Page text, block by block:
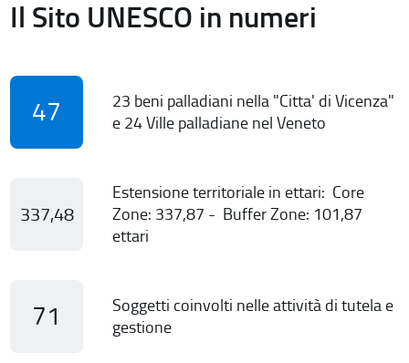
Il Sito UNESCO in numeri
47
23 beni palladiani nella "Citta' di Vicenza"
e 24 Ville palladiane nel Veneto
337,48
Estensione territoriale in ettari: Core
Zone: 337,87 - Buffer Zone: 101,87
ettari
71
Soggetti coinvolti nelle attività di tutela e
gestione